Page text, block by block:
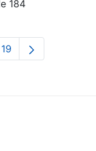
184
Use TAB para
Página
19